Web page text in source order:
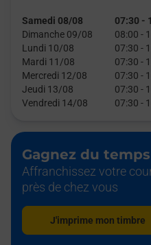
Samedi 08/08 07:30 -
Dimanche 09/08
08:00 -
Lundi 10/08
07:30 -
Mardi 11/08
07:30 -
Mercredi 12/08
07:30 -
Jeudi 13/08
07:30 -
Vendredi 14/08
07:30 -
Gagnez du temps
Affranchissez votre
près de chez vous
J'imprime mon timbre